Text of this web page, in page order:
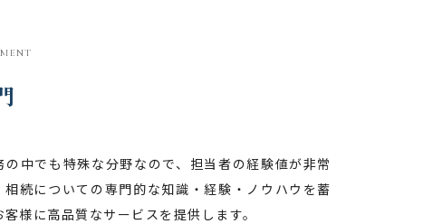
中でも特殊な分野なので、担当者の経験値が非常
相続についての専門的な知識・経験・ノウハウを蓄
様に高品質なサービスを提供します。